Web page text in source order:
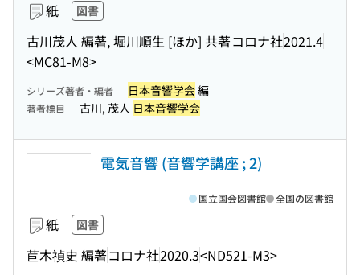
紙 図書
古川茂人 編著, 堀川順生 [ほか] 共著コロナ社2021.4
<MC81-M8>
シリーズ著者・編者 日本音響学会編
著者標目 古川, 茂人 日本音響学会
電気音響 (音響学講座 ; 2)
紙 図書
苣木禎史 編著コロナ社2020.3<ND521-M3>
国立国会図書館 全国の図書館